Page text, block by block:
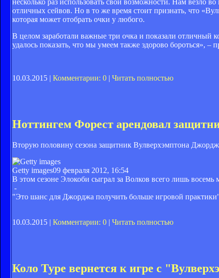
несколько раз использовать свои возможности. Нам везло
отличных сейвов. Но в то же время стоит признать, что
которая может отобрать очки у любого.
В целом заработали важные три очка и показали
удалось показать, что мы умеем также здорово бороться», –
10.03.2015 | Комментарии: 0 | Читать полностью
Ноттингем Форест арендовал
Вторую половину сезона защитник Вулверхэмптона
Getty images09 февраля 2012, 16:54
В этом сезоне Элокоби сыграл за Волков всего лишь
-
"Это шанс для Джорджа получить больше игровой
10.03.2015 | Комментарии: 0 | Читать полностью
Коло Туре вернется к игре с